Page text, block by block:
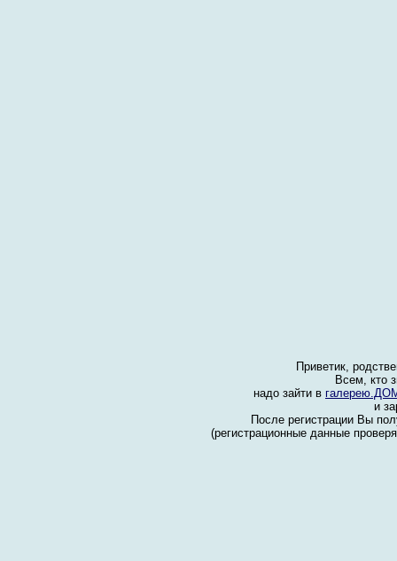
Приветик,
Всем, кто
надо зайти в
и
После регистрации Вы
(регистрационные данные